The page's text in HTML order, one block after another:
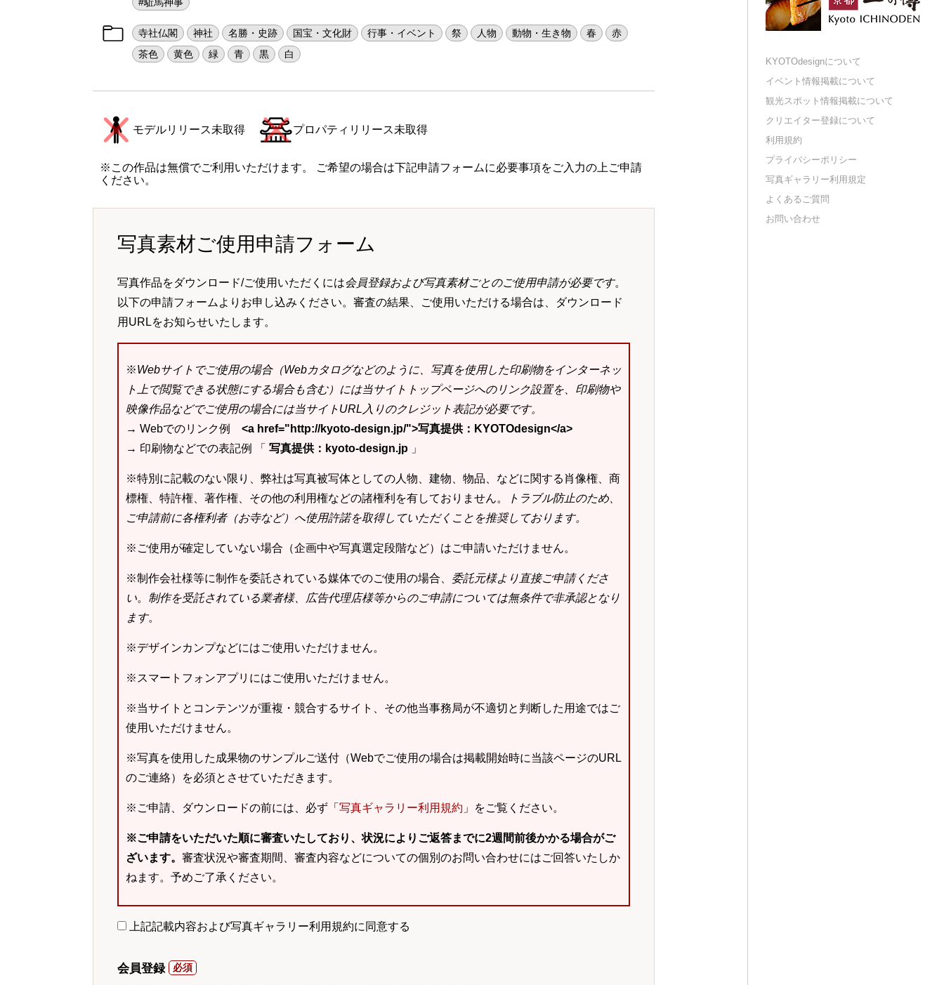
寺社仏閣 神社 名勝・史跡 国宝・文化財 行事・イベント 祭 人物 動物・生き物 春
赤
茶色
黄色 緑 青 黒 白
モデルリリース未取得 プロパティリリース未取得
※この作品は無償でご利用いただけます。 ご希望の場合は下記申請フォームに必要事項をご入力の上ご申請
ください。
写真素材ご使用申請フォーム
写真作品をダウンロード/ご使用いただくには会員登録および写真素材ごとのご使用申請が必要です。
以下の申請フォームよりお申し込みください。審査の結果、ご使用いただける場合は、ダウンロード
用URLをお知らせいたします。
※Webサイトでご使用の場合（Webカタログなどのように、写真を使用した印刷物をインターネッ
ト上で閲覧できる状態にする場合も含む）には当サイトトップページへのリンク設置を、印刷物や
映像作品などでご使用の場合には当サイトURL入りのクレジット表記が必要です。
→ Webでのリンク例 <a href="http://kyoto-design.jp/">写真提供：KYOTOdesign</a>
→ 印刷物などでの表記例 「 写真提供：kyoto-design.jp 」
※特別に記載のない限り、弊社は写真被写体としての人物、建物、物品、などに関する肖像権、商
標権、特許権、著作権、その他の利用権などの諸権利を有しておりません。
トラブル防止のため、
ご申請前に各権利者（お寺など）へ使用許諾を取得していただくことを推奨しております。
※ご使用が確定していない場合（企画中や写真選定段階など）はご申請いただけません。
※制作会社様等に制作を委託されている媒体でのご使用の場合、 委託元様より直接ご申請くださ
い。 制作を受託されている業者様、広告代理店様等からのご申請については無条件で非承認となり
ます。
※デザインカンプなどにはご使用いただけません。
※スマートフォンアプリにはご使用いただけません。
※当サイトとコンテンツが重複・競合するサイト、その他当事務局が不適切と判断した用途ではご
使用いただけません。
※写真を使用した成果物のサンプルご送付（Webでご使用の場合は掲載開始時に当該ページのURL
のご連絡）を必須とさせていただきます。
※ご申請、ダウンロードの前には、必ず「 写真ギャラリー利用規約 」をご覧ください。
※ご申請をいただいた順に審査いたしており、状況によりご返答までに2週間前後かかる場合がご
ざいます。 審査状況や審査期間、審査内容などについての個別のお問い合わせにはご回答いたしか
ねます。予めご了承ください。
上記記載内容および写真ギャラリー利用規約に同意する
会員登録
KYOTOdesignについて
イベント情報掲載について
観光スポット情報掲載について
クリエイター登録について
利用規約
プライバシーポリシー
写真ギャラリー利用規定
よくあるご質問
お問い合わせ